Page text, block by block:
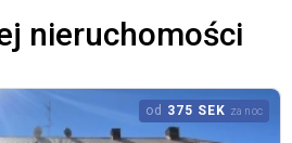
nieruchomości
od 375 SEK za noc